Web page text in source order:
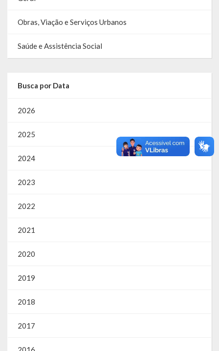
Obras, Viação e Serviços Urbanos
Saúde e Assistência Social
Busca por Data
2026
2025
2024
2023
2022
2021
2020
2019
2018
2017